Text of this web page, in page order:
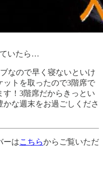
ていたら…
なので早く寝ないといけ
ットを取ったので3階席で
！3階席だからきっとい
な週末をお過ごしくださ
ーはこちらからご覧いただ